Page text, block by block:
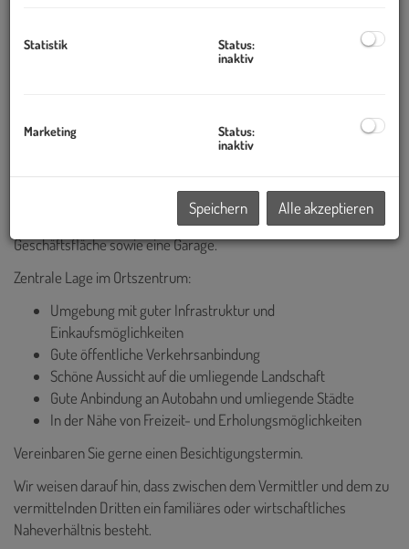
Hauptplatz
Ein charmantes Haus in der idyllischen Gemeinde Anger!
befindet, besticht durch seine großzügige Fläche von 231,3m² und
eignet sich perfekt als Renditeobjekt. Der Kaufpreis beträgt €
Die Liegenschaft gliedert sich in 2 Wohneinheiten, 1
Geschäftsfläche sowie eine Garage.
Zentrale Lage im Ortszentrum:
Umgebung mit guter Infrastruktur und
Einkaufsmöglichkeiten
Gute öffentliche Verkehrsanbindung
Schöne Aussicht auf die umliegende Landschaft
Gute Anbindung an Autobahn und umliegende Städte
In der Nähe von Freizeit- und Erholungsmöglichkeiten
Vereinbaren Sie gerne einen Besichtigungstermin.
Wir weisen darauf hin, dass zwischen dem Vermittler und dem zu
vermittelnden Dritten ein familiäres oder wirtschaftliches
Naheverhältnis besteht.
Statistik
Status:
inaktiv
Marketing
Status:
inaktiv
Speichern Alle akzeptieren